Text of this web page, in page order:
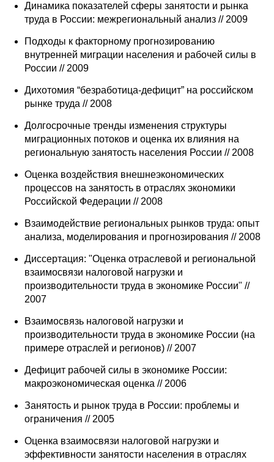
Нормативные документы
Диссертационный совет
О совете
Материалы
Конкурсы и вакансии
Динамика показателей сферы занятости и рынка
труда в России: межрегиональный анализ // 2009
Подходы к факторному прогнозированию
внутренней миграции населения и рабочей силы в
России // 2009
Дихотомия “безработица-дефицит” на российском
рынке труда // 2008
Долгосрочные тренды изменения структуры
миграционных потоков и оценка их влияния на
региональную занятость населения России // 2008
Оценка воздействия внешнеэкономических
процессов на занятость в отраслях экономики
Российской Федерации // 2008
Взаимодействие региональных рынков труда: опыт
анализа, моделирования и прогнозирования // 2008
Диссертация: "Оценка отраслевой и региональной
взаимосвязи налоговой нагрузки и
производительности труда в экономике России" //
2007
Взаимосвязь налоговой нагрузки и
производительности труда в экономике России (на
примере отраслей и регионов) // 2007
Дефицит рабочей силы в экономике России:
макроэкономическая оценка // 2006
Занятость и рынок труда в России: проблемы и
ограничения // 2005
Оценка взаимосвязи налоговой нагрузки и
эффективности занятости населения в отраслях